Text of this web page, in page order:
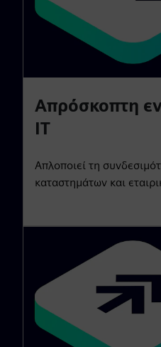
Απρόσκοπτη
IT
Απλοποιεί τη
καταστημάτων και